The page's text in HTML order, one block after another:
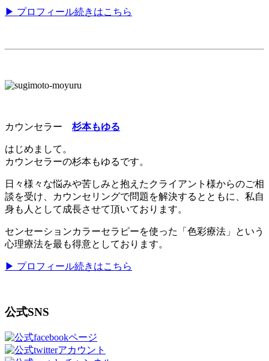
▶ プロフィール続きはこちら
カウンセラー 杉本もゆる
はじめまして。
カウンセラーの杉本もゆるです。
日々様々な悩みや苦しみと抱えたクライアント様からのご相
談を受け、カウンセリングで問題を解決するとともに、私自
身も人として成長させて頂いております。
センセーションカラーセラピーを使った「色彩療法」という
心理療法を最も得意としております。
▶ プロフィール続きはこちら
公式SNS